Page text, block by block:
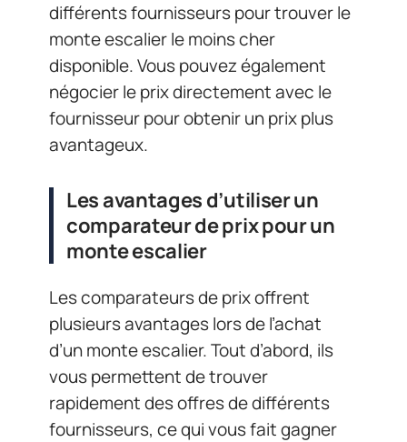
différents fournisseurs pour trouver le
monte escalier le moins cher
disponible. Vous pouvez également
négocier le prix directement avec le
fournisseur pour obtenir un prix plus
avantageux.
Les avantages d’utiliser un
comparateur de prix pour un
monte escalier
Les comparateurs de prix offrent
plusieurs avantages lors de l’achat
d’un monte escalier. Tout d’abord, ils
vous permettent de trouver
rapidement des offres de différents
fournisseurs, ce qui vous fait gagner